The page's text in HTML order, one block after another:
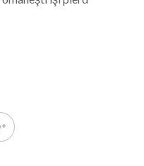
GOOGLE+